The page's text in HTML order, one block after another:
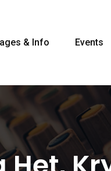
& Info Events